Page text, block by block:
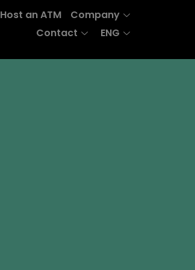
Host an ATM
Company
Contact
ENG